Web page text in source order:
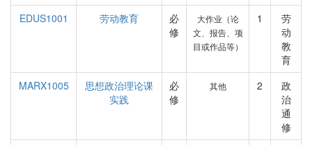
EDUS1001
劳动教育
必
修
大作业（论
文、报告、项
目或作品等）
1
劳
动
教
育
MARX1005
思想政治理论课
实践
必
修
其他 2
政
治
通
修